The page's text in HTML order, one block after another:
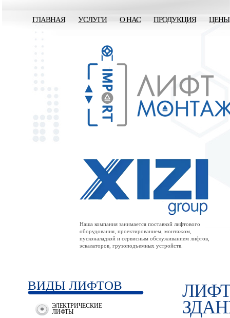
ГЛАВНАЯ УСЛУГИ О НАС ПРОДУКЦИЯ ЦЕНЫ
Наша компания занимается поставкой лифтового
оборудования, проектированием, монтажом,
пусконаладкой и сервисным обслуживанием лифтов,
эскалаторов, грузоподъемных устройств.
ВИДЫ ЛИФТОВ
ЭЛЕКТРИЧЕСКИЕ
ЛИФТЫ